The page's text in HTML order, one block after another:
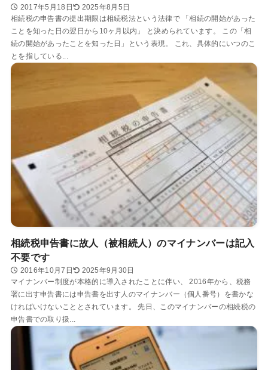
2017年5月18日
2025年8月5日
相続税の申告書の提出期限は相続税法という法律で 「相続の開始があった
ことを知った日の翌日から10ヶ月以内」 と決められています。 この「相
続の開始があったことを知った日」という表現。 これ、具体的にいつのこ
とを指している...
相続税申告書に故人（被相続人）のマイナンバーは記入
不要です
2016年10月7日
2025年9月30日
マイナンバー制度が本格的に導入されたことに伴い、 2016年から、税務
署に出す申告書には申告書を出す人のマイナンバー（個人番号）を書かな
ければいけないこととされています。 先日、このマイナンバーの相続税の
申告書での取り扱...